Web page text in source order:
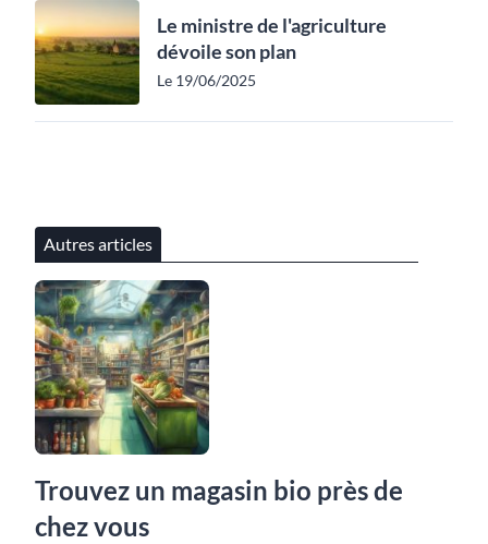
Le ministre de l'agriculture
dévoile son plan
Le 19/06/2025
Autres articles
Trouvez un magasin bio près de
chez vous